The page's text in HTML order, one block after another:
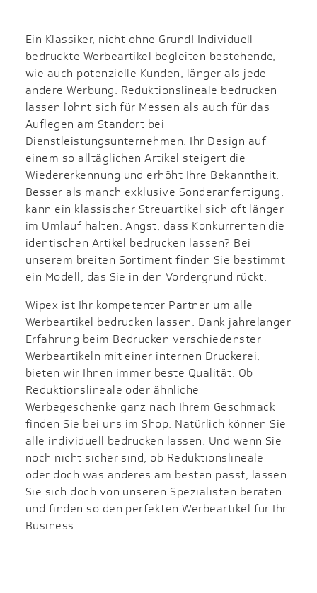
Ein Klassiker, nicht ohne Grund! Individuell
bedruckte Werbeartikel begleiten bestehende,
wie auch potenzielle Kunden, länger als jede
andere Werbung. Reduktionslineale bedrucken
lassen lohnt sich für Messen als auch für das
Auflegen am Standort bei
Dienstleistungsunternehmen. Ihr Design auf
einem so alltäglichen Artikel steigert die
Wiedererkennung und erhöht Ihre Bekanntheit.
Besser als manch exklusive Sonderanfertigung,
kann ein klassischer Streuartikel sich oft länger
im Umlauf halten. Angst, dass Konkurrenten die
identischen Artikel bedrucken lassen? Bei
unserem breiten Sortiment finden Sie bestimmt
ein Modell, das Sie in den Vordergrund rückt.
Wipex ist Ihr kompetenter Partner um alle
Werbeartikel bedrucken lassen. Dank jahrelanger
Erfahrung beim Bedrucken verschiedenster
Werbeartikeln mit einer internen Druckerei,
bieten wir Ihnen immer beste Qualität. Ob
Reduktionslineale oder ähnliche
Werbegeschenke ganz nach Ihrem Geschmack
finden Sie bei uns im Shop. Natürlich können Sie
alle individuell bedrucken lassen. Und wenn Sie
noch nicht sicher sind, ob Reduktionslineale
oder doch was anderes am besten passt, lassen
Sie sich doch von unseren Spezialisten beraten
und finden so den perfekten Werbeartikel für Ihr
Business.